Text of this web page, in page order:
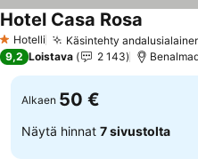
1 Tähtiluokitus
Hotelli Käsintehty
Hotel Casa Rosa
9,2 Loistava 2 143
Alkaen 50 €
Näytä hinnat 7 sivustolta